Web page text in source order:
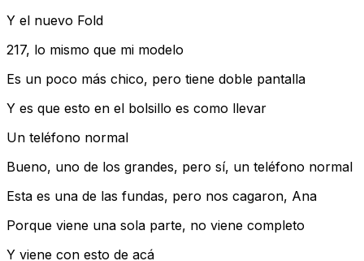
Y el nuevo Fold
217, lo mismo que mi modelo
Es un poco más chico, pero tiene doble pantalla
Y es que esto en el bolsillo es como llevar
Un teléfono normal
Bueno, uno de los grandes, pero sí, un teléfono normal
Esta es una de las fundas, pero nos cagaron, Ana
Porque viene una sola parte, no viene completo
Y viene con esto de acá